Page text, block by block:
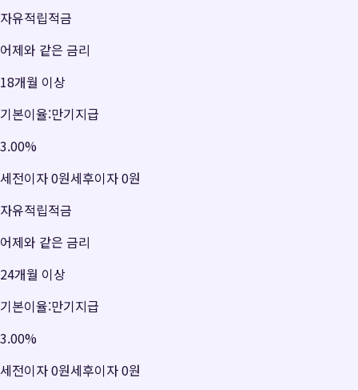
자유적립적금
어제와 같은 금리
18개월 이상
기본이율:만기지급
3.00%
세전이자0원세후이자0원
자유적립적금
어제와 같은 금리
24개월 이상
기본이율:만기지급
3.00%
세전이자0원세후이자0원